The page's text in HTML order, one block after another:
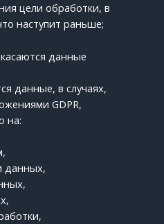
цели обработки, в
наступит раньше;
данные
данные, в случаях,
GDPR,
на:
данных,